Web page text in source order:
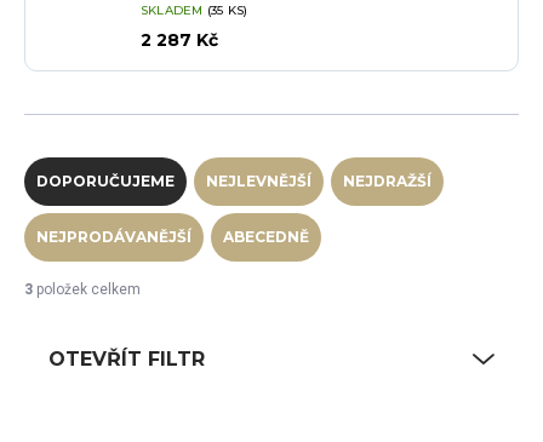
SKLADEM (35 KS)
2 287 Kč
Řazení produktů
DOPORUČUJEME NEJLEVNĚJŠÍ NEJDRAŽŠÍ
NEJPRODÁVANĚJŠÍ ABECEDNĚ
3 položek celkem
OTEVŘÍT FILTR